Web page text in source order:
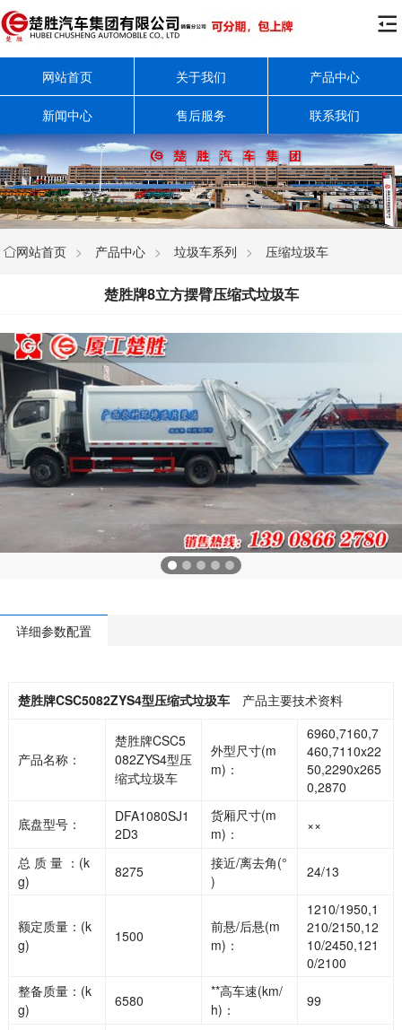

网站首页 关于我们 产品中心
新闻中心 售后服务 联系我们
网站首页 > 产品中心 > 垃圾车系列 > 压缩垃圾车
楚胜牌8立方摆臂压缩式垃圾车
详细参数配置
楚胜牌CSC5082ZYS4型压缩式垃圾车产品主要技术资料
产品名称：
楚胜牌CSC5
082ZYS4型压
缩式垃圾车
外型尺寸(m
m)：
6960,7160,7
460,7110x22
50,2290x265
0,2870
底盘型号：
DFA1080SJ1
2D3
货厢尺寸(m
m)：
××
总 质 量 ：(k
g)
8275
接近/离去角(°
)
24/13
额定质量：(k
g)
1500
前悬/后悬(m
m)：
1210/1950,1
210/2150,12
10/2450,121
0/2100
整备质量：(k
g)
6580
**高车速(km/
h)：
99